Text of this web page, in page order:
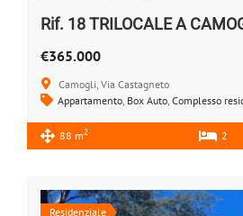
Rif. 18 TRILOCALE A
€365.000
Camogli, Via Castagneto
Appartamento Box Auto Complesso
88 m2 2
Residenziale